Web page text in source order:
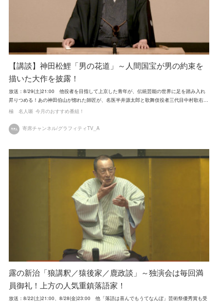
【講談】神田松鯉「男の花道」～人間国宝が男の約束を
描いた大作を披露！
放送：8/29(土)21:00 他役者を目指して上京した青年が、伝統芸能の世界に足を踏み入れ
昇りつめる！あの神田伯山が惚れた師匠が、名医半井源太郎と歌舞伎役者三代目中村歌右…
極 名人噺 今月のおすすめ番組！
寄席チャンネル/グラフィティTV_A
露の新治「狼講釈／猿後家／鹿政談」～独演会は毎回満
員御礼！上方の人気重鎮落語家！
放送：8/22(土)21:00、8/28(金)23:00 他「落語は喜んでもうてなんぼ」芸術祭優秀賞も受